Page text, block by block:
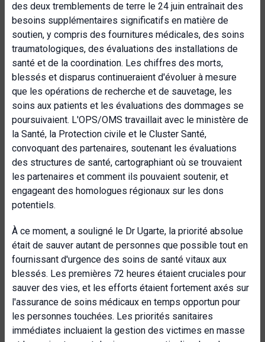
des deux tremblements de terre le 24 juin entraînait des
besoins supplémentaires significatifs en matière de
soutien, y compris des fournitures médicales, des soins
traumatologiques, des évaluations des installations de
santé et de la coordination. Les chiffres des morts,
blessés et disparus continueraient d'évoluer à mesure
que les opérations de recherche et de sauvetage, les
soins aux patients et les évaluations des dommages se
poursuivaient. L'OPS/OMS travaillait avec le ministère de
la Santé, la Protection civile et le Cluster Santé,
convoquant des partenaires, soutenant les évaluations
des structures de santé, cartographiant où se trouvaient
les partenaires et comment ils pouvaient soutenir, et
engageant des homologues régionaux sur les dons
potentiels.
À ce moment, a souligné le Dr Ugarte, la priorité absolue
était de sauver autant de personnes que possible tout en
fournissant d'urgence des soins de santé vitaux aux
blessés. Les premières 72 heures étaient cruciales pour
sauver des vies, et les efforts étaient fortement axés sur
l'assurance de soins médicaux en temps opportun pour
les personnes touchées. Les priorités sanitaires
immédiates incluaient la gestion des victimes en masse